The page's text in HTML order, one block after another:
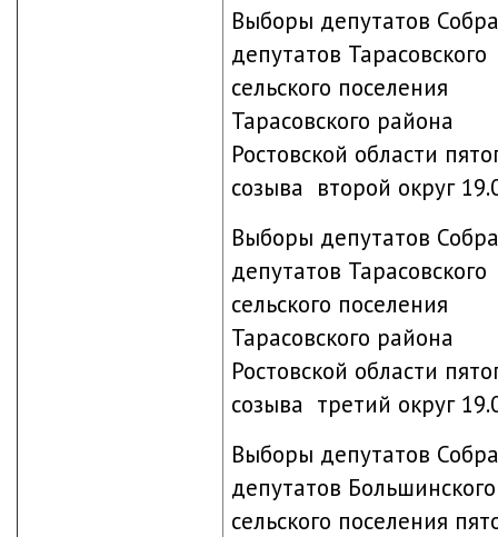
Выборы депутатов
депутатов Тарасовского
сельского поселения
Тарасовского района
Ростовской области
созыва второй округ
Выборы депутатов
депутатов Тарасовского
сельского поселения
Тарасовского района
Ростовской области
созыва третий округ
Выборы депутатов
депутатов Большинского
сельского поселения